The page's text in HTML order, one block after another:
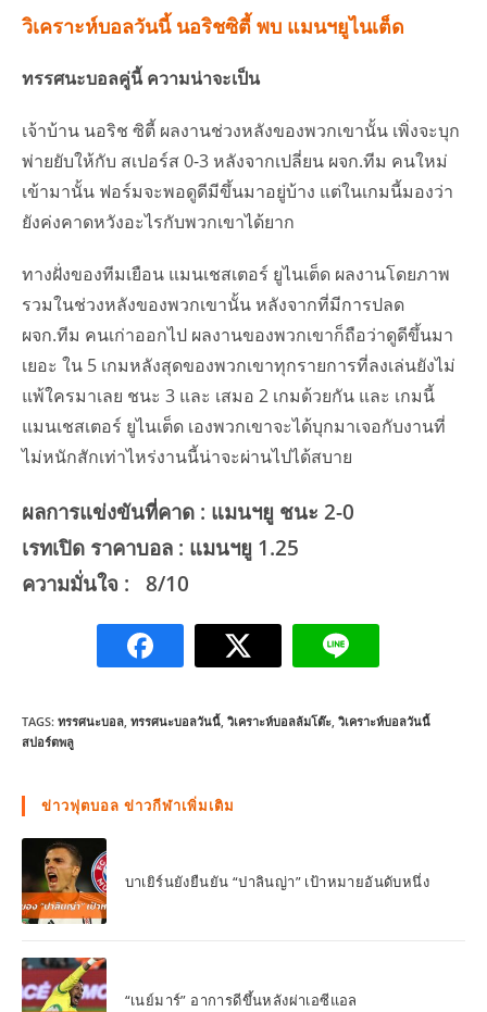
วิเคราะห์บอลวันนี้ นอริชซิตี้ พบ แมนฯยูไนเต็ด
ทรรศนะบอลคู่นี้ ความน่าจะเป็น
เจ้าบ้าน นอริช ซิตี้ ผลงานช่วงหลังของพวกเขานั้น เพิ่งจะบุก
พ่ายยับให้กับ สเปอร์ส 0-3 หลังจากเปลี่ยน ผจก.ทีม คนใหม่
เข้ามานั้น ฟอร์มจะพอดูดีมีขึ้นมาอยู่บ้าง แต่ในเกมนี้มองว่า
ยังค่งคาดหวังอะไรกับพวกเขาได้ยาก
ทางฝั่งของทีมเยือน แมนเชสเตอร์ ยูไนเต็ด ผลงานโดยภาพ
รวมในช่วงหลังของพวกเขานั้น หลังจากที่มีการปลด
ผจก.ทีม คนเก่าออกไป ผลงานของพวกเขาก็ถือว่าดูดีขึ้นมา
เยอะ ใน 5 เกมหลังสุดของพวกเขาทุกรายการที่ลงเล่นยังไม่
แพ้ใครมาเลย ชนะ 3 และ เสมอ 2 เกมด้วยกัน และ เกมนี้
แมนเชสเตอร์ ยูไนเต็ด เองพวกเขาจะได้บุกมาเจอกับงานที่
ไม่หนักสักเท่าไหร่งานนี้น่าจะผ่านไปได้สบาย
ผลการแข่งขันที่คาด : แมนฯยู ชนะ 2-0
เรทเปิด ราคาบอล : แมนฯยู 1.25
ความมั่นใจ : 8/10
TAGS: ทรรศนะบอล, ทรรศนะบอลวันนี้, วิเคราะห์บอลล้มโต๊ะ, วิเคราะห์บอลวันนี้
สปอร์ตพลู
ข่าวฟุตบอล ข่าวกีฬาเพิ่มเติม
บาเยิร์นยังยืนยัน “ปาลินญ่า” เป้าหมายอันดับหนึ่ง
“เนย์มาร์” อาการดีขึ้นหลังผ่าเอซีแอล